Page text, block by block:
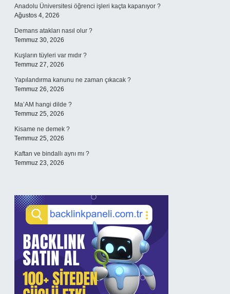
Anadolu Üniversitesi öğrenci işleri kaçta kapanıyor ?
Ağustos 4, 2026
Demans atakları nasıl olur ?
Temmuz 30, 2026
Kuşların tüyleri var mıdır ?
Temmuz 27, 2026
Yapılandırma kanunu ne zaman çıkacak ?
Temmuz 26, 2026
Ma’AM hangi dilde ?
Temmuz 25, 2026
Kisame ne demek ?
Temmuz 25, 2026
Kaftan ve bindallı aynı mı ?
Temmuz 23, 2026